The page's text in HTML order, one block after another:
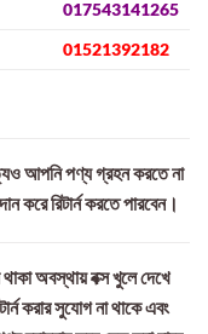
017543141265
01521392182
আপনি পণ্য গ্রহন করতে না
করে রিটার্ন করতে পারবেন।
অবস্থায় বক্স খুলে দেখে
করার সুযোগ না থাকে এবং